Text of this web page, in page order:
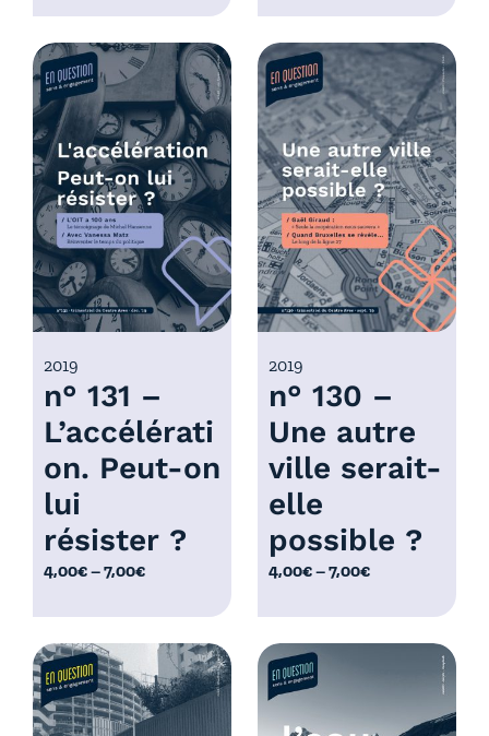
g
e
d
e
p
r
i
x
:
4
,
0
à
0
0
€
a
g
e
d
e
p
r
i
x
:
4
,
0
0
à
7
0
0
€
n° 131 –
L’accélérati
on. Peut-on
lui
résister ?
2019
4,00€–7,00€
P
a
g
e
d
e
n° 130 –
Une autre
ville serait-
elle
possible ?
2019
4,00€–7,00€
P
a
g
e
d